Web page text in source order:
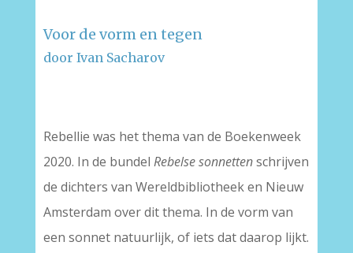
Voor de vorm en tegen
door Ivan Sacharov
Rebellie was het thema van de Boekenweek
2020. In de bundel Rebelse sonnettenschrijven
de dichters van Wereldbibliotheek en Nieuw
Amsterdam over dit thema. In de vorm van
een sonnet natuurlijk, of iets dat daarop lijkt.